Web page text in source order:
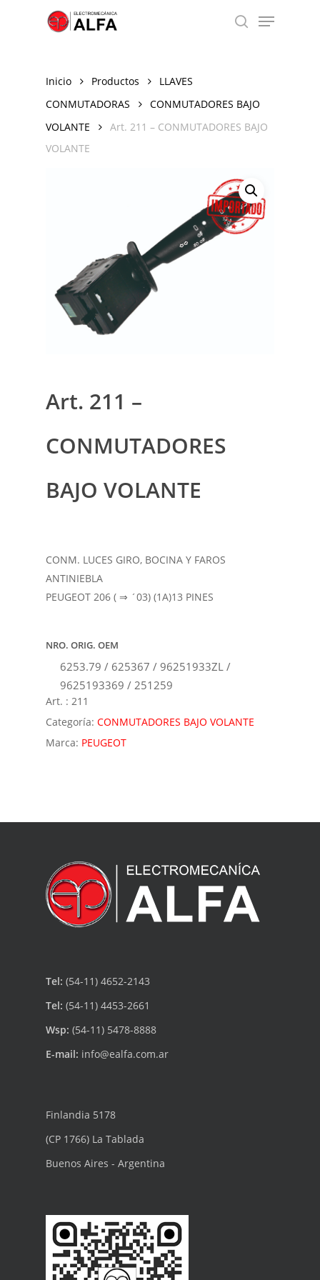
search
Menu
Inicio Productos
LLAVES
CONMUTADORAS
CONMUTADORES BAJO
VOLANTE
Art. 211 – CONMUTADORES BAJO
VOLANTE
Art. 211 –
CONMUTADORES
BAJO VOLANTE
CONM. LUCES GIRO, BOCINA Y FAROS
ANTINIEBLA
PEUGEOT 206 ( ⇒ ´03) (1A)13 PINES
NRO. ORIG. OEM
6253.79 / 625367 / 96251933ZL /
9625193369 / 251259
Art. : 211
Categoría: CONMUTADORES BAJO VOLANTE
Marca: PEUGEOT
Tel: (54-11) 4652-2143
Tel: (54-11) 4453-2661
Wsp: (54-11) 5478-8888
E-mail: info@ealfa.com.ar
Finlandia 5178
(CP 1766) La Tablada
Buenos Aires - Argentina